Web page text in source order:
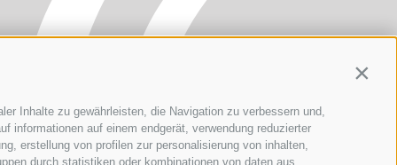
Inhalte zu gewährleisten, die Navigation zu verbessern und,
informationen auf einem endgerät, verwendung reduzierter
erstellung von profilen zur personalisierung von inhalten,
durch statistiken oder kombinationen von daten aus